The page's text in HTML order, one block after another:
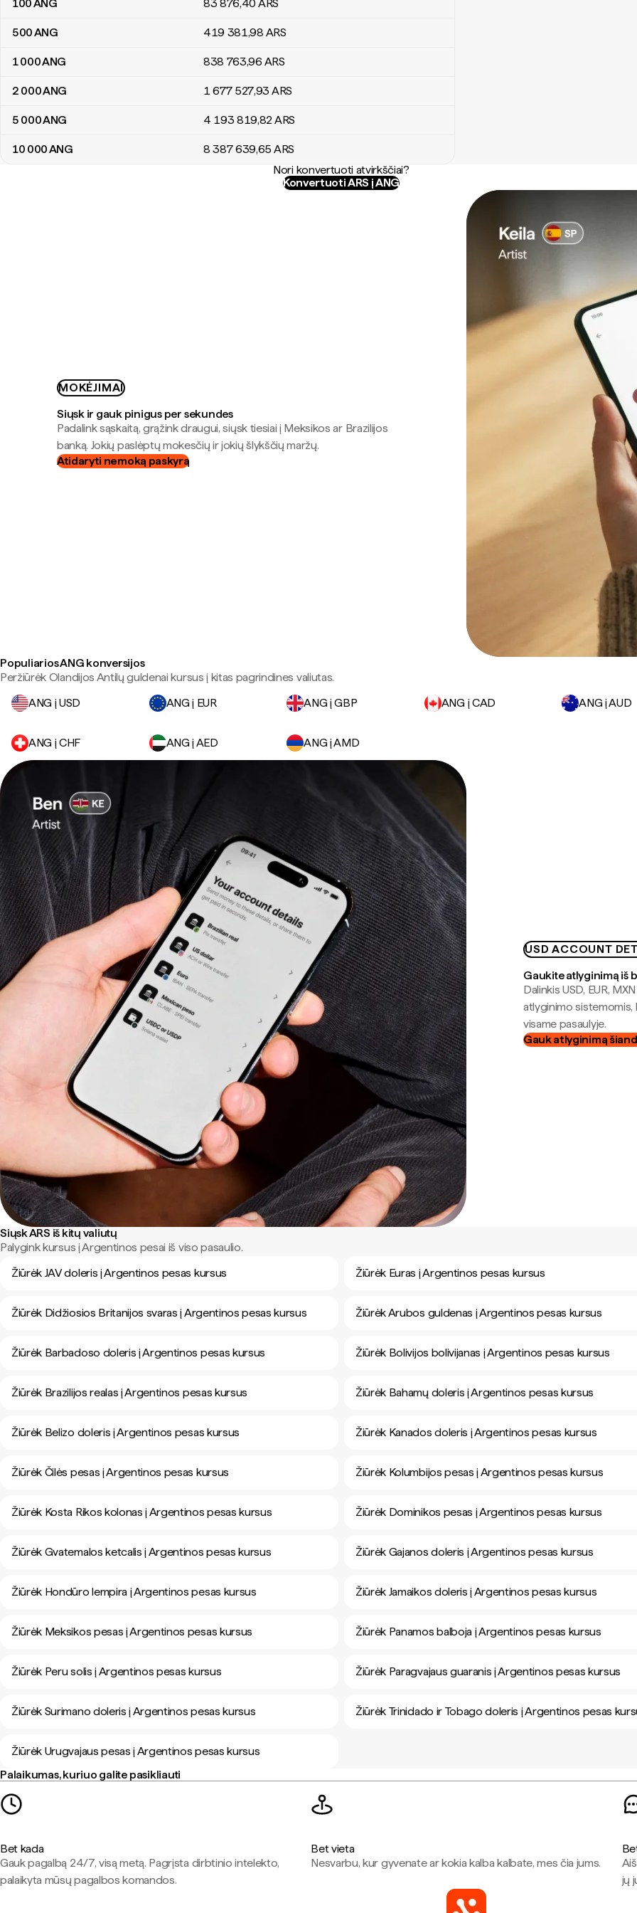
100ANG 83 876,40 ARS
500ANG 419 381,98 ARS
1 000ANG 838 763,96 ARS
2 000ANG 1 677 527,93 ARS
5 000ANG 4 193 819,82ARS
10 000ANG 8 387 639,65 ARS
Nori konvertuoti atvirkščiai?
Konvertuoti ARS į ANG
MOKĖJIMAI
Siųsk ir gauk pinigus per sekundes
Padalink sąskaitą, grąžink draugui, siųsk tiesiai į Meksikos ar Brazilijos
banką. Jokių paslėptų mokesčių ir jokių šlykščių maržų.
Atidaryti nemoką paskyrą
Populiarios ANG konversijos
Peržiūrėk Olandijos Antilų guldenai kursus į kitas pagrindines valiutas.
ANG į USD
ANG į EUR ANG į GBP ANG į CAD ANG į AUD
ANG į CHF ANG į AED ANG į AMD
USD ACCOUNT
Gaukite atlyginimą iš
Dalinkis USD, EUR,
atlyginimo
visame pasaulyje.
Gauk atlyginimą
Siųsk ARS iš kitų valiutų
Palygink kursus į Argentinos pesai iš viso pasaulio.
Žiūrėk JAV doleris į Argentinos pesas kursus
Žiūrėk Euras į Argentinos pesas kursus
Žiūrėk Didžiosios Britanijos svaras į Argentinos pesas kursus Žiūrėk Arubos guldenas į Argentinos pesas kursus
Žiūrėk Barbadoso doleris į Argentinos pesas kursus Žiūrėk Bolivijos bolivijanas į Argentinos pesas kursus
Žiūrėk Brazilijos realas į Argentinos pesas kursus Žiūrėk Bahamų doleris į Argentinos pesas kursus
Žiūrėk Belizo doleris į Argentinos pesas kursus Žiūrėk Kanados doleris į Argentinos pesas kursus
Žiūrėk Čilės pesas į Argentinos pesas kursus Žiūrėk Kolumbijos pesas į Argentinos pesas kursus
Žiūrėk Kosta Rikos kolonas į Argentinos pesas kursus Žiūrėk Dominikos pesas į Argentinos pesas kursus
Žiūrėk Gvatemalos ketcalis į Argentinos pesas kursus Žiūrėk Gajanos doleris į Argentinos pesas kursus
Žiūrėk Hondūro lempira į Argentinos pesas kursus Žiūrėk Jamaikos doleris į Argentinos pesas kursus
Žiūrėk Meksikos pesas į Argentinos pesas kursus Žiūrėk Panamos balboja į Argentinos pesas kursus
Žiūrėk Peru solis į Argentinos pesas kursus Žiūrėk Paragvajaus guaranis į Argentinos pesas kursus
Žiūrėk Surimano doleris į Argentinos pesas kursus Žiūrėk Trinidado ir Tobago doleris į Argentinos pesas
Žiūrėk Urugvajaus pesas į Argentinos pesas kursus
Palaikumas, kuriuo galite pasikliauti
Bet kada
Gauk pagalbą 24/7, visą metą. Pagrįsta dirbtinio intelekto,
palaikyta mūsų pagalbos komandos.
Bet vieta
Nesvarbu, kur gyvenate ar kokia kalba kalbate, mes čia jums.
jų